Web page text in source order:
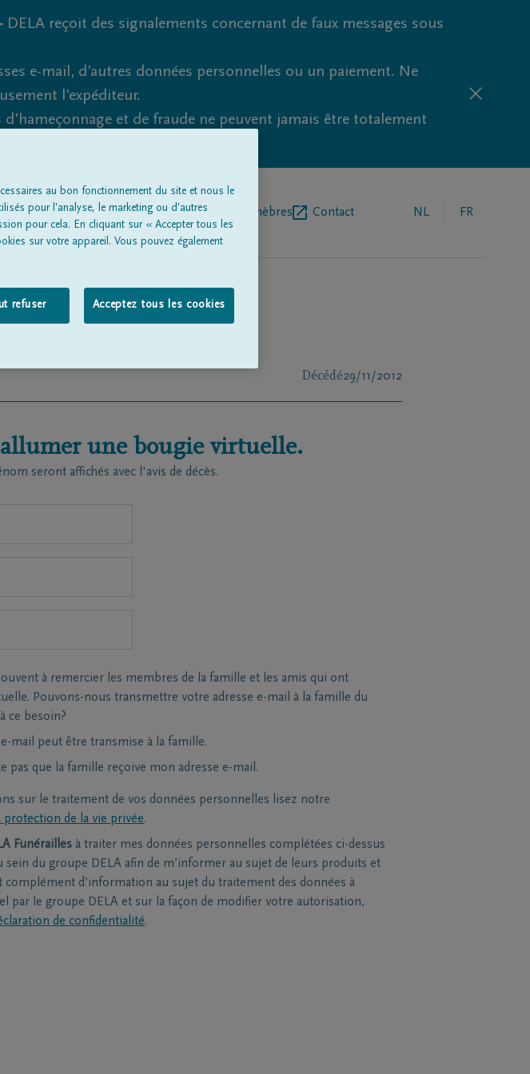
DELA reçoit des signalements concernant de faux messages sous
e-mail, d'autres données personnelles ou un paiement. Ne
l'expéditeur.
et de fraude ne peuvent jamais être totalement
À propos de nousEntrepreneur de pompes funèbres Contact NL FR
Décédé29/11/2012
allumer une bougie virtuelle.
seront affichés avec l'avis de décès.
à remercier les membres de la famille et les amis qui ont
Pouvons-nous transmettre votre adresse e-mail à la famille du
ce besoin?
mail peut être transmise à la famille.
pas que la famille reçoive mon adresse e-mail.
sur le traitement de vos données personnelles lisez notre
protection de la vie privée.
Funérailles à traiter mes données personnelles complétées ci-dessus
sein du groupe DELA afin de m’informer au sujet de leurs produits et
complément d’information au sujet du traitement des données à
par le groupe DELA et sur la façon de modifier votre autorisation,
de confidentialité.
au bon fonctionnement du site et nous le
pour l'analyse, le marketing ou d'autres
pour cela. En cliquant sur « Accepter tous les
sur votre appareil. Vous pouvez également
refuser Acceptez tous les cookies